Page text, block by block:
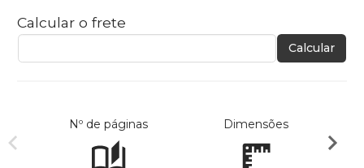
Calcular o frete
Calcular
Nº de páginas Dimensões